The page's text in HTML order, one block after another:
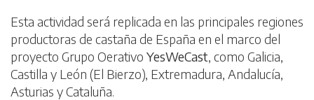
Esta actividad será replicada en las principales regiones
productoras de castaña de España en el marco del
proyecto Grupo Oerativo YesWeCast , como Galicia,
Castilla y León (El Bierzo), Extremadura, Andalucía,
Asturias y Cataluña.